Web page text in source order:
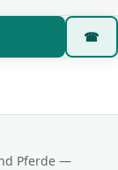
☎
Pferde —